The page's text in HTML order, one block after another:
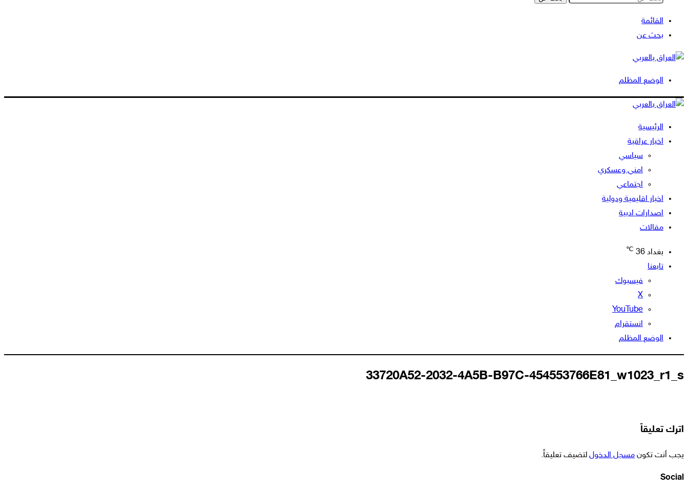
القائمة
بحث عن
الوضع المظلم
الرئيسية
اخبار عراقية
سياسي
امني وعسكري
اجتماعي
اخبار اقليمية ودولية
اصدارات ادبية
مقالات
بغداد 36
℃
تابعنا
فيسبوك
‫X
‫YouTube
انستقرام
الوضع المظلم
33720A52-2032-4A5B-B97C-454553766E81_w1023_r1_s
اترك تعليقاً
يجب أنت تكون مسجل الدخول لتضيف تعليقاً.
Social